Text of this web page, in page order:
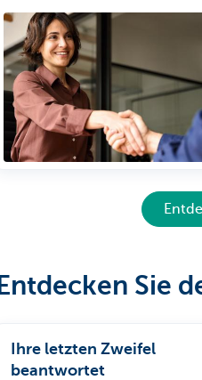
einmal ein paar Must-Haves.
Entdecken Sie
Ihre letzten Zweifel
beantwortet